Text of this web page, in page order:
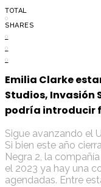
TOTAL
0
SHARES
0
0
0
Emilia Clarke
Studios, Invasión
podría introducir
Sigue avanzando el
Si bien este año
Negra 2, la
el 2023 ya hay una
agendadas. Entre